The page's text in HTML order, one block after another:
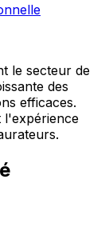
le secteur de
des
efficaces.
l'expérience